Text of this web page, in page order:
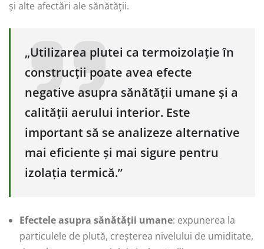
și alte afectări ale sănătății.
„Utilizarea plutei ca termoizolație în
construcții poate avea efecte
negative asupra sănătății umane și a
calității aerului interior. Este
important să se analizeze alternative
mai eficiente și mai sigure pentru
izolația termică.”
Efectele asupra sănătății umane: expunerea la
particulele de plută, creșterea nivelului de umiditate,